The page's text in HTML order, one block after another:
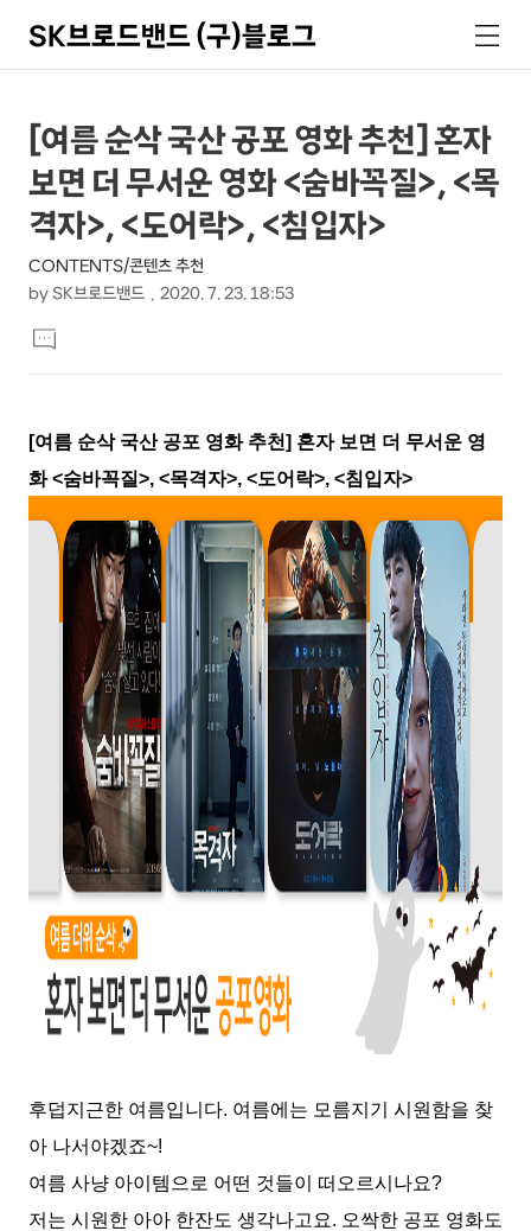
SK브로드밴드 (구)블로그
색
메
뉴
상
세
컨
텐
츠
본
문
제
목
[여름 순삭 국산 공포 영화 추천] 혼자
보면 더 무서운 영화 <숨바꼭질>, <목
격자>, <도어락>, <침입자>
CONTENTS/콘텐츠 추천
by SK브로드밴드 2020. 7. 23. 18:53
문
댓
글
[여름 순삭 국산 공포 영화 추천] 혼자 보면 더 무서운 영
화<숨바꼭질>, <목격자>, <도어락>, <침입자>
후덥지근한 여름입니다. 여름에는 모름지기 시원함을 찾
아 나서야겠죠~!
여름 사냥 아이템으로 어떤 것들이 떠오르시나요?
저는 시원한 아아 한잔도 생각나고요. 오싹한 공포 영화도